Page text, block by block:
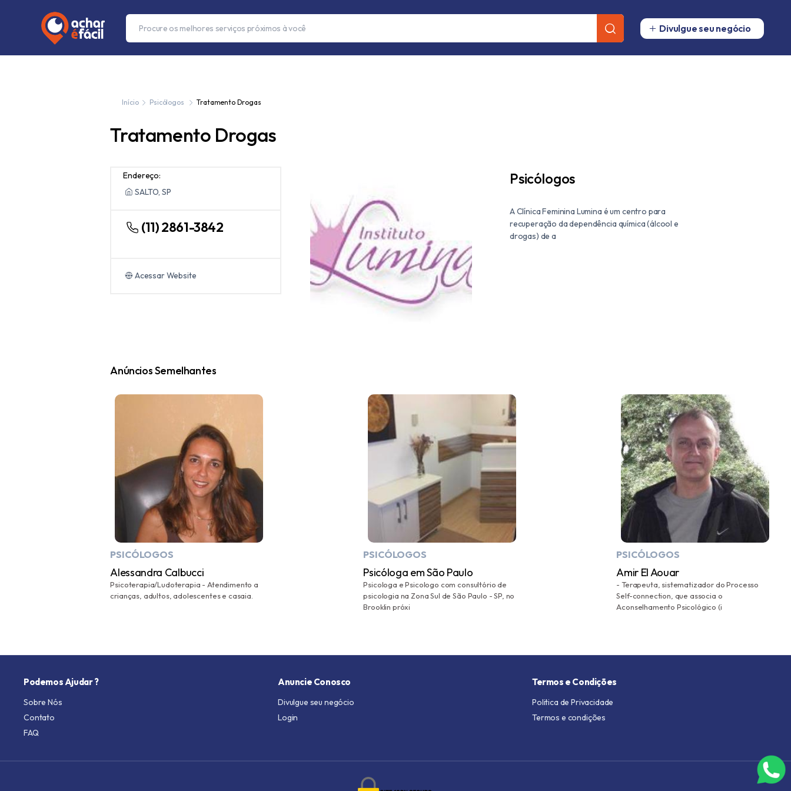
Divulgue seu negócio
Início Psicólogos Tratamento Drogas
Tratamento Drogas
Endereço:
SALTO, SP
(11) 2861-3842
Acessar Website
Psicólogos
A Clínica Feminina Lumina é um centro para
recuperação da dependência química (álcool e
drogas) de a
Anúncios Semelhantes
PSICÓLOGOS
Alessandra Calbucci
Psicoterapia/Ludoterapia - Atendimento a
crianças, adultos, adolescentes e casaia.
PSICÓLOGOS
Psicóloga em São Paulo
Psicologa e Psicologo com consultório de
psicologia na Zona Sul de São Paulo - SP, no
Brooklin próxi
PSICÓLOGOS
Amir El Aouar
- Terapeuta, sistematizador do Processo
Self-connection, que associa o
Aconselhamento Psicológico (i
Podemos Ajudar ?
Sobre Nós
Contato
FAQ
Anuncie Conosco
Divulgue seu negócio
Login
Termos e Condições
Politica de Privacidade
Termos e condições